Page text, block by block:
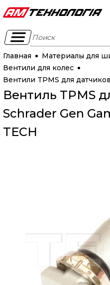
Поиск
Главная
Материалы для
Вентили для колес
Вентили TPMS для
Вентиль TPMS
Schrader Gen
TECH